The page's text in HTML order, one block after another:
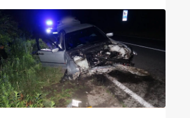
з'ясували правоохоронці, ці травми жінці
наніс її син.